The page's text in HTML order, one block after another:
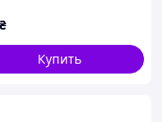
₴
Купить